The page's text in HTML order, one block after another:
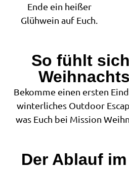
Ende ein heißer
Glühwein auf Euch.
So fühlt
Bekomme einen ersten
winterliches Outdoor
was Euch bei Mission
Der Ablauf